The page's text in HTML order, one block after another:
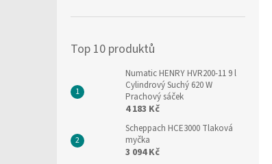
Top 10 produktů
Numatic HENRY HVR200-11 9 l
Cylindrový Suchý 620 W
Prachový sáček
4 183 Kč
Scheppach HCE3000 Tlaková
myčka
3 094 Kč